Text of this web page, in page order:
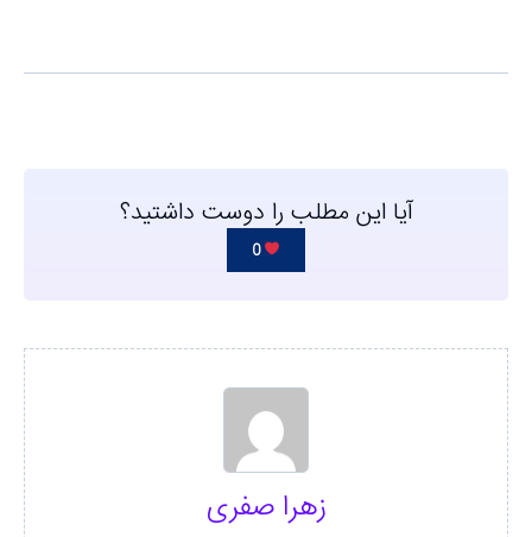
آیا این مطلب را دوست داشتید؟
0
زهرا صفری